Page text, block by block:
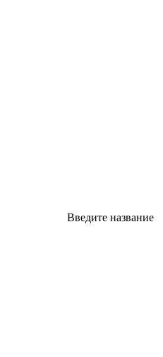
Введите название